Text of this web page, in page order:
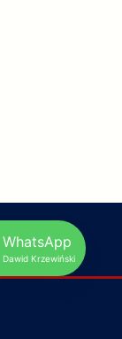
WhatsApp
Dawid Krzewiński